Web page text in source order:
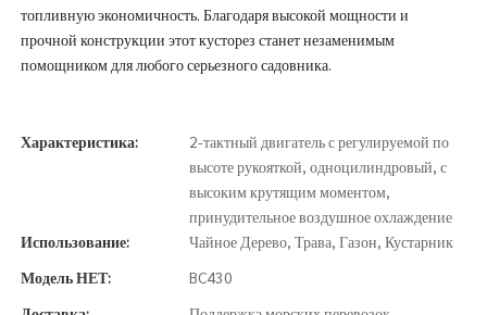
топливную экономичность. Благодаря высокой мощности и
прочной конструкции этот кусторез станет незаменимым
помощником для любого серьезного садовника.
Характеристика:
2-тактный двигатель с регулируемой по
высоте рукояткой, одноцилиндровый, с
высоким крутящим моментом,
принудительное воздушное охлаждение
Использование:
Чайное Дерево, Трава, Газон, Кустарник
Модель НЕТ:
BC430